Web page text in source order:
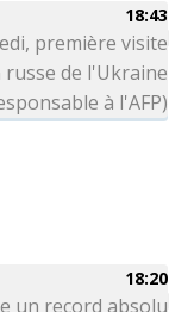
18:43
première visite
de l'Ukraine
à l'AFP)
18:20
un record absolu